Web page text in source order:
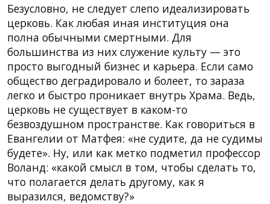
Безусловно, не следует слепо идеализировать
церковь. Как любая иная институция она
полна обычными смертными. Для
большинства из них служение культу — это
просто выгодный бизнес и карьера. Если само
общество деградировало и болеет, то зараза
легко и быстро проникает внутрь Храма. Ведь,
церковь не существует в каком-то
безвоздушном пространстве. Как говориться в
Евангелии от Матфея: «не судите, да не судимы
будете». Ну, или как метко подметил профессор
Воланд: «какой смысл в том, чтобы сделать то,
что полагается делать другому, как я
выразился, ведомству?»